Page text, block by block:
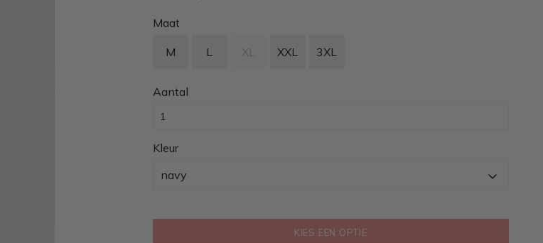
Maat
M L XL XXL 3XL
Aantal
Kleur
navy
KIES EEN OPTIE